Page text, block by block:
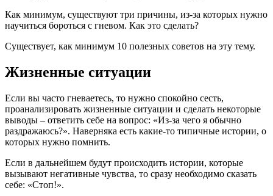
Как минимум, существуют три причины, из-за которых нужно
научиться бороться с гневом. Как это сделать?
Существует, как минимум 10 полезных советов на эту тему.
Жизненные ситуации
Если вы часто гневаетесь, то нужно спокойно сесть,
проанализировать жизненные ситуации и сделать некоторые
выводы – ответить себе на вопрос: «Из-за чего я обычно
раздражаюсь?». Наверняка есть какие-то типичные истории, о
которых нужно помнить.
Если в дальнейшем будут происходить истории, которые
вызывают негативные чувства, то сразу необходимо сказать
себе: «Стоп!».